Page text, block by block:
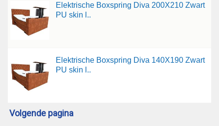
Elektrische Boxspring Diva 200X210 Zwart
PU skin l..
Elektrische Boxspring Diva 140X190 Zwart
PU skin l..
Volgende pagina